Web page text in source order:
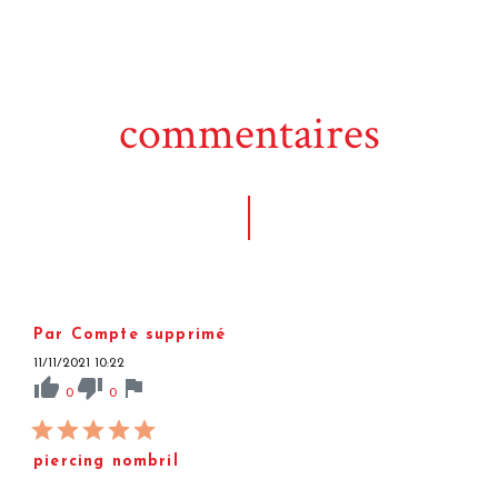
commentaires
Par Compte supprimé
11/11/2021 10:22
thumb_up 0 thumb_down 0 flag
piercing nombril